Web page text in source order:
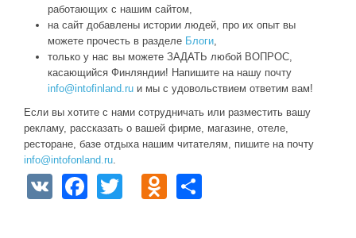
работающих с нашим сайтом,
на сайт добавлены истории людей, про их опыт вы
можете прочесть в разделе Блоги,
только у нас вы можете ЗАДАТЬ любой ВОПРОС,
касающийся Финляндии! Напишите на нашу почту
info@intofinland.ru и мы с удовольствием ответим вам!
Если вы хотите с нами сотрудничать или разместить вашу
рекламу, рассказать о вашей фирме, магазине, отеле,
ресторане, базе отдыха нашим читателям, пишите на почту
info@intofonland.ru.
V
F
O